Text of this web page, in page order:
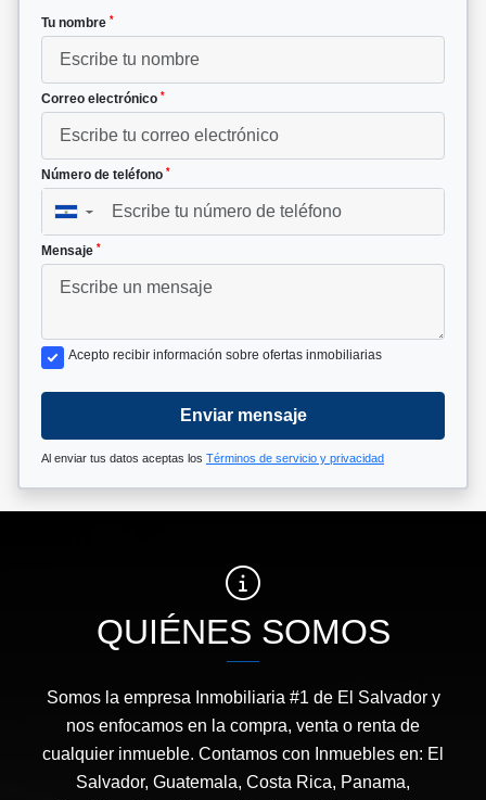
Tu nombre *
Correo electrónico *
Número de teléfono *
▼
Mensaje *
Acepto recibir información sobre ofertas inmobiliarias
Enviar mensaje
Al enviar tus datos aceptas los Términos de servicio y privacidad
QUIÉNES SOMOS
Somos la empresa Inmobiliaria #1 de El Salvador y
nos enfocamos en la compra, venta o renta de
cualquier inmueble. Contamos con Inmuebles en: El
Salvador, Guatemala, Costa Rica, Panama,